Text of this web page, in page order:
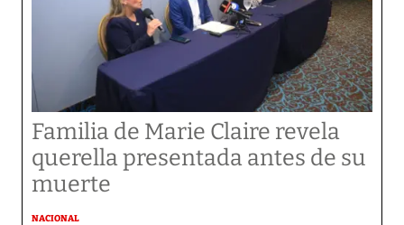
Familia de Marie Claire revela
querella presentada antes de su
muerte
NACIONAL